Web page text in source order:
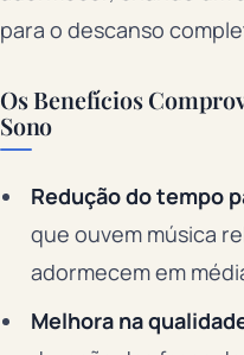
para o descanso
Os Benefícios
Sono
Redução do tempo
que ouvem música
adormecem em
Melhora na